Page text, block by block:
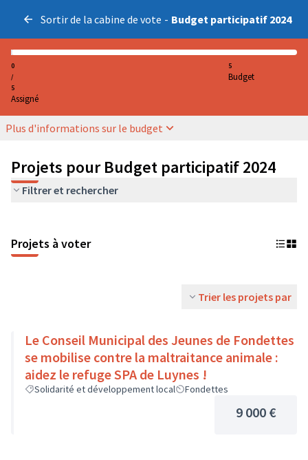
Sortir de la cabine de vote - Budget participatif 2024
0
/
5
Assigné
5
Budget
Plus d'informations sur le budget
Projets pour Budget participatif 2024
Filtrer et rechercher
Projets à voter
Trier les projets par
Le Conseil Municipal des Jeunes de Fondettes
se mobilise contre la maltraitance animale :
aidez le refuge SPA de Luynes !
Solidarité et développement local Fondettes
9 000 €